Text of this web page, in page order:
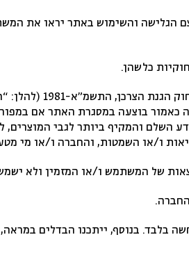
הגלישה והשימוש באתר יראו את
כלשהן.
אין באמור
כאמור בוצעה במסגרת האתר אם
השלם והמקיף ביותר לגבי המוצרים,
ו/או השמטות, והחברה ו/או מי
של המשתמש ו/או המזמין ולא
בלבד. בנוסף, ייתכנו הבדלים